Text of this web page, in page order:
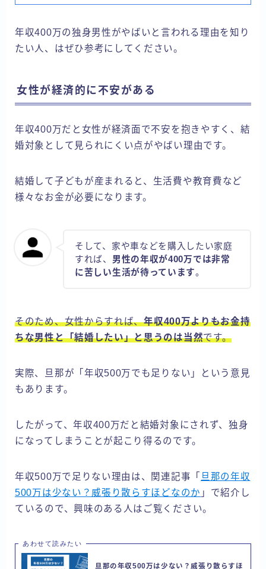
年収400万の独身男性がやばいと言われる理由を知り
たい人、はぜひ参考にしてください。
女性が経済的に不安がある
年収400万だと女性が経済面で不安を抱きやすく、結
婚対象として見られにくい点がやばい理由です。
結婚して子どもが産まれると、生活費や教育費など
様々なお金が必要になります。
そして、家や車などを購入したい家庭
すれば、 男性の年収が400万では非常
に苦しい生活が待っています。
そのため、女性からすれば、年収400万よりもお金持
ちな男性と「結婚したい」と思うのは当然です。
実際、旦那が「年収500万でも足りない」という意見
もあります。
したがって、年収400万だと結婚対象にされず、独身
になってしまうことが起こり得るのです。
年収500万で足りない理由は、関連記事「 旦那の年収
500万は少ない？威張り散らすほどなのか 」で紹介し
ているので、興味のある人はご覧ください。
あわせて読みたい
旦那の年収500万は少ない？威張り散らすほ